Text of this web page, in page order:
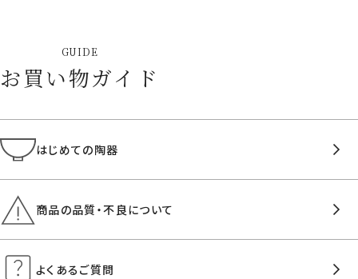
GUIDE
お買い物ガイド
はじめての陶器
商品の品質・不良について
よくあるご質問